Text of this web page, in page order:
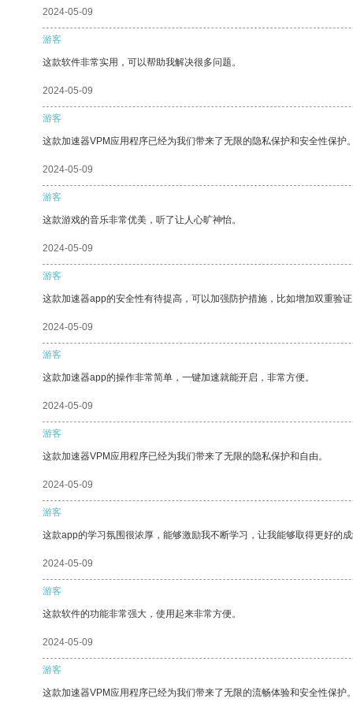
2024-05-09
游客
这款软件非常实用，可以帮助我解决很多问题。
2024-05-09
游客
这款加速器VPM应用程序已经为我们带来了无限的隐私保护和安全性保护
2024-05-09
游客
这款游戏的音乐非常优美，听了让人心旷神怡。
2024-05-09
游客
这款加速器app的安全性有待提高，可以加强防护措施，比如增加双重验
2024-05-09
游客
这款加速器app的操作非常简单，一键加速就能开启，非常方便。
2024-05-09
游客
这款加速器VPM应用程序已经为我们带来了无限的隐私保护和自由。
2024-05-09
游客
这款app的学习氛围很浓厚，能够激励我不断学习，让我能够取得更好的
2024-05-09
游客
这款软件的功能非常强大，使用起来非常方便。
2024-05-09
游客
这款加速器VPM应用程序已经为我们带来了无限的流畅体验和安全性保护